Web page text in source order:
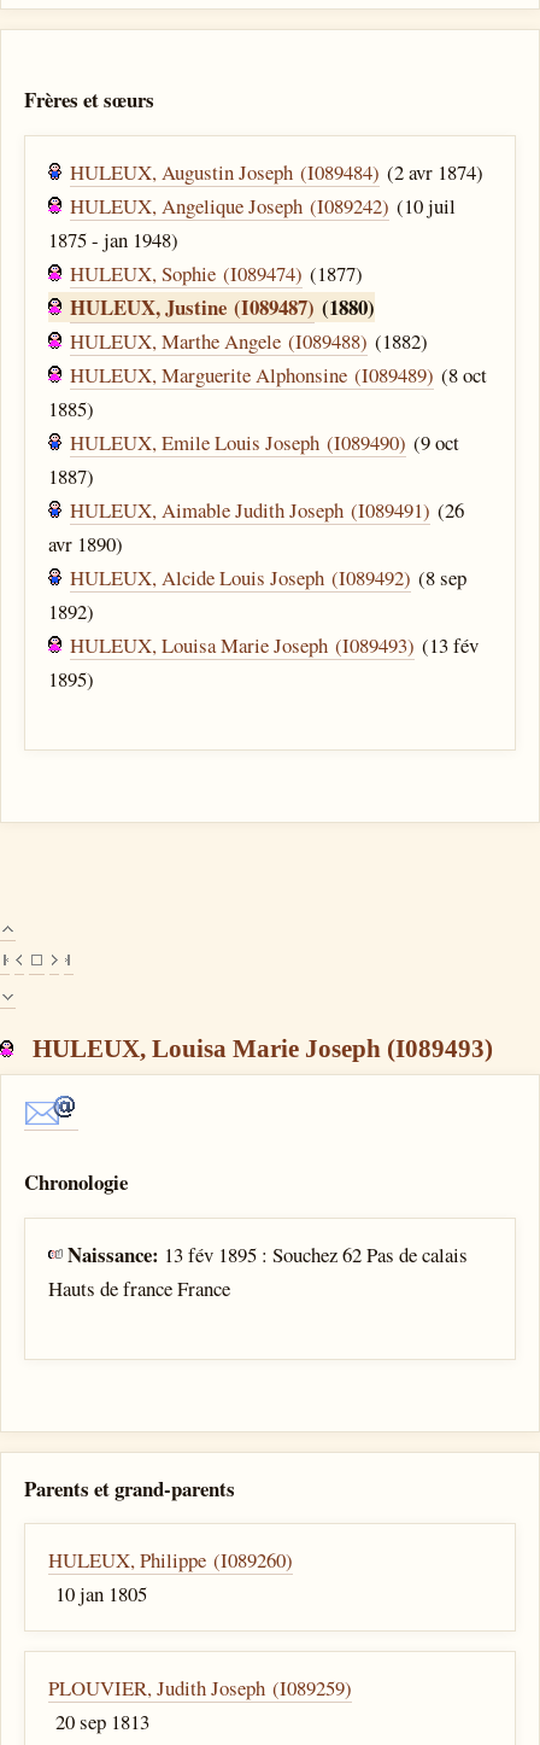
Frères et sœurs
HULEUX, Augustin Joseph (I089484) (2 avr 1874)
HULEUX, Angelique Joseph (I089242) (10 juil
1875 - jan 1948)
HULEUX, Sophie (I089474) (1877)
HULEUX, Justine (I089487) (1880)
HULEUX, Marthe Angele (I089488) (1882)
HULEUX, Marguerite Alphonsine (I089489) (8 oct
1885)
HULEUX, Emile Louis Joseph (I089490) (9 oct
1887)
HULEUX, Aimable Judith Joseph (I089491) (26
avr 1890)
HULEUX, Alcide Louis Joseph (I089492) (8 sep
1892)
HULEUX, Louisa Marie Joseph (I089493) (13 fév
1895)
HULEUX, Louisa Marie Joseph (I089493)
Chronologie
Naissance: 13 fév 1895 : Souchez 62 Pas de calais
Hauts de france France
Parents et grand-parents
HULEUX, Philippe (I089260)
10 jan 1805
PLOUVIER, Judith Joseph (I089259)
20 sep 1813